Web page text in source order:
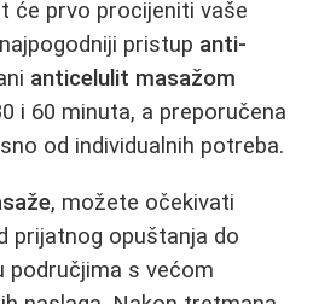
će prvo procijeniti vaše
pristup anti-
anticelulit masažom
i 60 minuta, a preporučena
od individualnih potreba.
, možete očekivati
prijatnog opuštanja do
područjima s većom